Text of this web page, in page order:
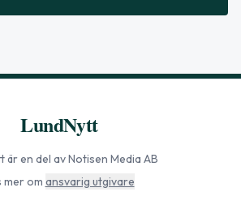
LundNytt
är en del av Notisen Media AB
mer om ansvarig utgivare